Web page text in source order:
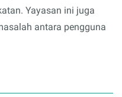
Yayasan ini juga
antara pengguna